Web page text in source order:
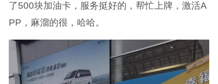
了500块加油卡，服务挺好的，帮忙上牌，激活A
PP，麻溜的很，哈哈。